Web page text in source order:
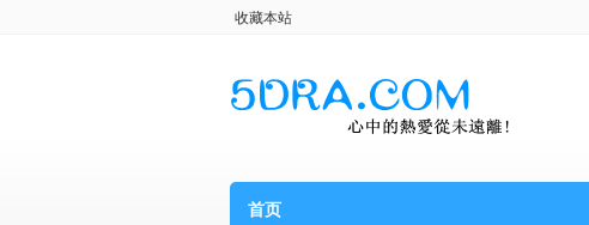
收藏本站
首页